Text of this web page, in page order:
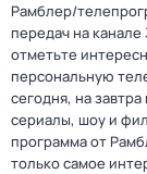
Рамблер/
передач на канале
отметьте
персональную
сегодня, на
сериалы, шоу и
программа от
только самое